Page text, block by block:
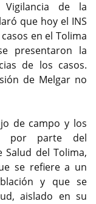
de la
que hoy el INS
en el Tolima
presentaron la
de los casos.
de Melgar no
de campo y los
por parte del
del Tolima,
se refiere a un
y que se
aislado en su